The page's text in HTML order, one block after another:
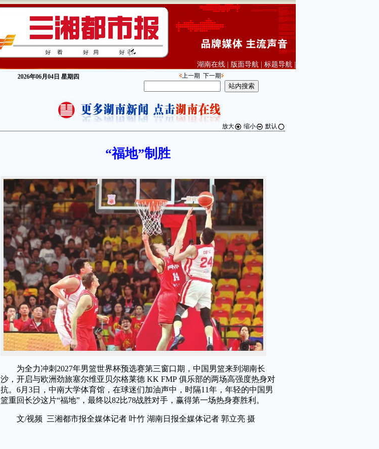
湖南在线 版面导航 标题导航
2026年06月04日 星期四 上一期 下一期
放大 缩小 默认
“福地”制胜
为全力冲刺2027年男篮世界杯预选赛第三窗口期，中国男篮来到湖南长
沙，开启与欧洲劲旅塞尔维亚贝尔格莱德 KK FMP 俱乐部的两场高强度热身对
抗。6月3日，中南大学体育馆，在球迷们加油声中，时隔11年，年轻的中国男
篮重回长沙这片“福地”，最终以82比78战胜对手，赢得第一场热身赛胜利。
文/视频 三湘都市报全媒体记者 叶竹 湖南日报全媒体记者 郭立亮 摄